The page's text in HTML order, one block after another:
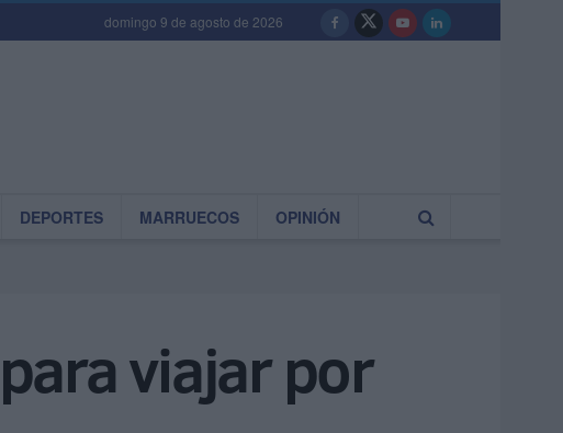
domingo 9 de agosto de 2026
DEPORTES MARRUECOS OPINIÓN
viajar por